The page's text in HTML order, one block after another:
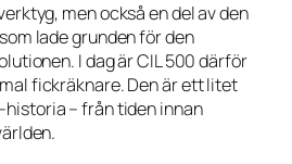
men också en del av den
lade grunden för den
I dag är CIL 500 därför
fickräknare. Den är ett litet
– från tiden innan